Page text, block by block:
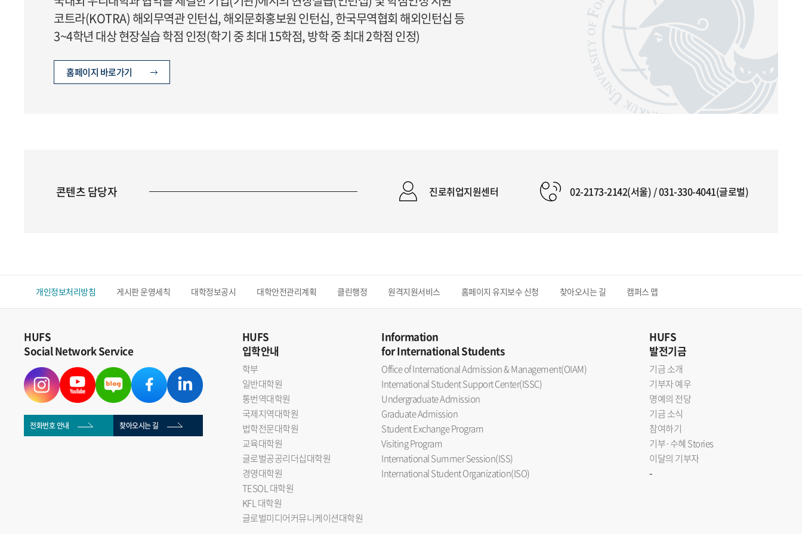
코트라(KOTRA) 해외무역관 인턴십, 해외문화홍보원 인턴십, 한국무역협회 해외인턴십 등
3~4학년 대상 현장실습 학점 인정(학기 중 최대 15학점, 방학 중 최대 2학점 인정)
홈페이지 바로가기
콘텐츠 담당자 진로취업지원센터 02-2173-2142(서울) / 031-330-4041(글로벌)
개인정보처리방침 게시판 운영세칙 대학정보공시 대학안전관리계획 클린행정 원격지원서비스 홈페이지 유지보수 신청 찾아오시는 길 캠퍼스 맵
HUFS
Social Network Service
전화번호 안내 찾아오시는 길
HUFS
입학안내
학부
일반대학원
통번역대학원
국제지역대학원
법학전문대학원
교육대학원
글로벌공공리더십대학원
경영대학원
TESOL 대학원
KFL 대학원
글로벌미디어커뮤니케이션대학원
Information
for International Students
Office of International Admission & Management(OIAM)
International Student Support Center(ISSC)
Undergraduate Admission
Graduate Admission
Student Exchange Program
Visiting Program
International Summer Session(ISS)
International Student Organization(ISO)
HUFS
발전기금
기금 소개
기부자 예우
명예의 전당
기금 소식
참여하기
기부·수혜 Stories
이달의 기부자
-